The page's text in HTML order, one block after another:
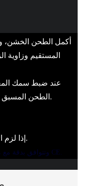
المستقيم
الطحن المسبق الشطب بشكل متزامن كشعاع أمامي.
1.5 مع 9 مغزل، وحدة تحكم PLC إذا لزم الأمر.
roval، وتتوافق بدقة مع معيار CE.